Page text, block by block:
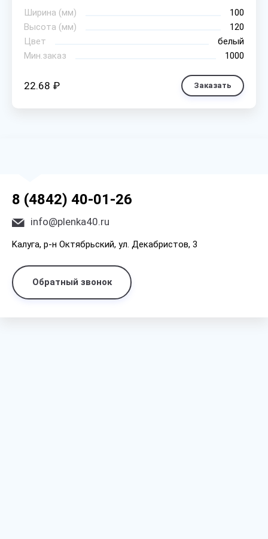
Ширина (мм)
100
Высота (мм)
120
Цвет
белый
Мин.заказ
1000
22.68 ₽ Заказать
8 (4842) 40-01-26
info@plenka40.ru
Kaлyгa, p-н Oктябpьcкий, yл. Дeкaбpиcтoв, 3
Обратный звонок